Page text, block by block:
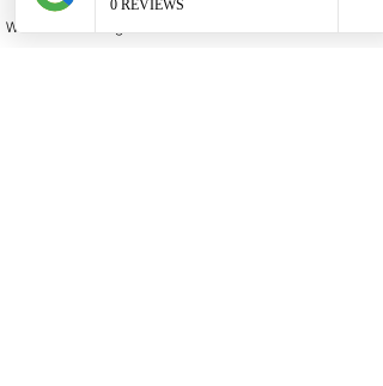
Aprenda a fazer colares, brincos e